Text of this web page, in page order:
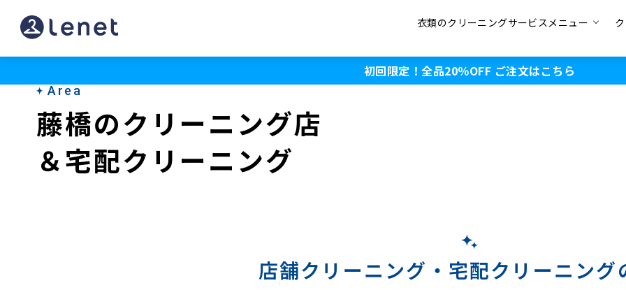
藤
橋
衣類のクリーニングサービスメニュー
初回限定！全品20％OFF ご注文はこちら
Area
藤橋のクリーニング店
＆宅配クリーニング
店舗クリーニング・ 宅配クリーニング